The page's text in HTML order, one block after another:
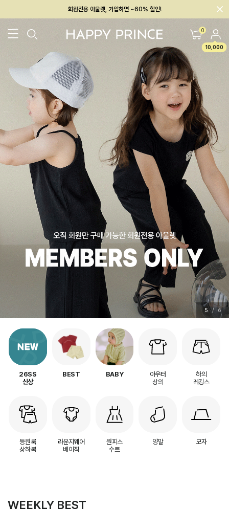
멤버십 최대 28,000원 혜택
0
10,000
26SS 신상 BEST BABY[6~12M] 아우터/상의 하의/레깅스
6 / 6
26SS
신상
BEST BABY
아우터
상의
하의
레깅스
등원룩
상하복
라운지웨어
베이직
원피스
수트
양말 모자
WEEKLY BEST